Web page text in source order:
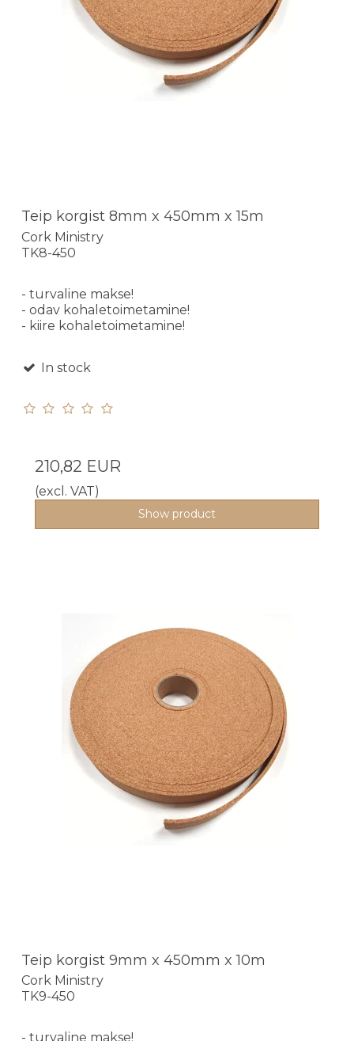
Teip korgist 8mm x 450mm x 15m
Cork Ministry
TK8-450
- turvaline makse!
- odav kohaletoimetamine!
- kiire kohaletoimetamine!
In stock
210,82 EUR
(excl. VAT)
Show product
Teip korgist 9mm x 450mm x 10m
Cork Ministry
TK9-450
- turvaline makse!